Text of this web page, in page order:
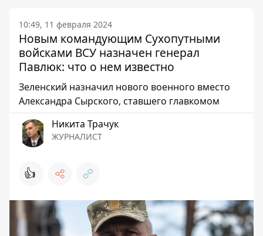
10:49, 11 февраля 2024
Новым командующим Сухопутными
войсками ВСУ назначен генерал
Павлюк: что о нем известно
Зеленский назначил нового военного вместо
Александра Сырского, ставшего главкомом
Никита Трачук
ЖУРНАЛИСТ
👍